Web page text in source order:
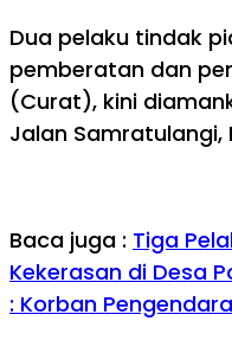
Dua pelaku tindak
pemberatan dan
(Curat), kini
Jalan Samratulangi,
Baca juga : Tiga
Kekerasan di Desa
: Korban